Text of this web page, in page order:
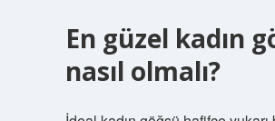
En güzel kadın
nasıl olmalı?